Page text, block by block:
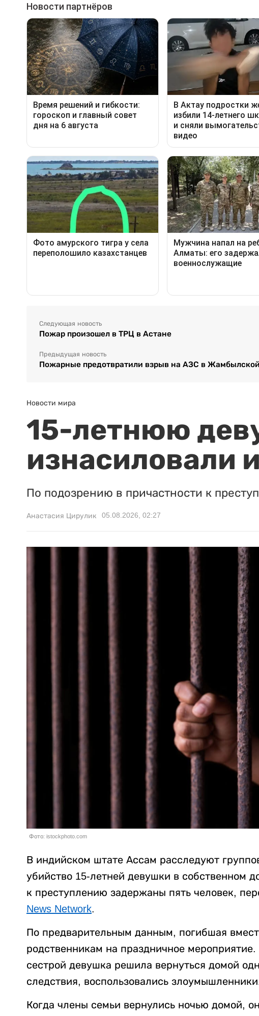
Следующая новость
Пожар произошел в ТРЦ в Астане
Предыдущая новость
Пожарные предотвратили взрыв на АЗС в
Новости мира
15-летнюю
изнасиловали
По подозрению в причастности к
Анастасия Цирулик 05.08.2026, 02:27
Фото: istockphoto.com
В индийском штате Ассам расследуют
убийство 15-летней девушки в собственном
к преступлению задержаны пять человек,
News Network.
По предварительным данным, погибшая
родственникам на праздничное
сестрой девушка решила вернуться домой
следствия, воспользовались
Когда члены семьи вернулись ночью домой,